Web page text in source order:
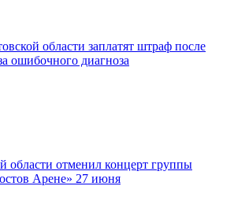
области заплатят штраф после
ошибочного диагноза
области отменил концерт группы
Арене» 27 июня